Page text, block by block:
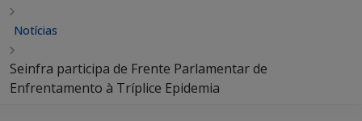
Notícias
Seinfra participa de Frente Parlamentar de
Enfrentamento à Tríplice Epidemia